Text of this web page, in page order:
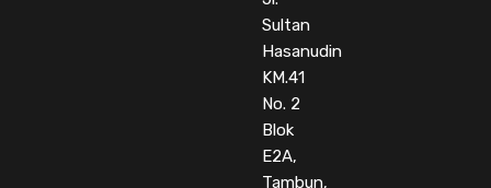
Sultan
Hasanudin
KM.41
No. 2
Blok
E2A,
Tambun,